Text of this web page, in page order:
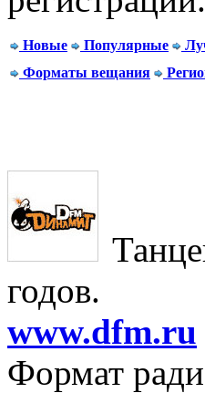
Новые Популярные
Форматы вещания
годов.
www.dfm.ru
Формат